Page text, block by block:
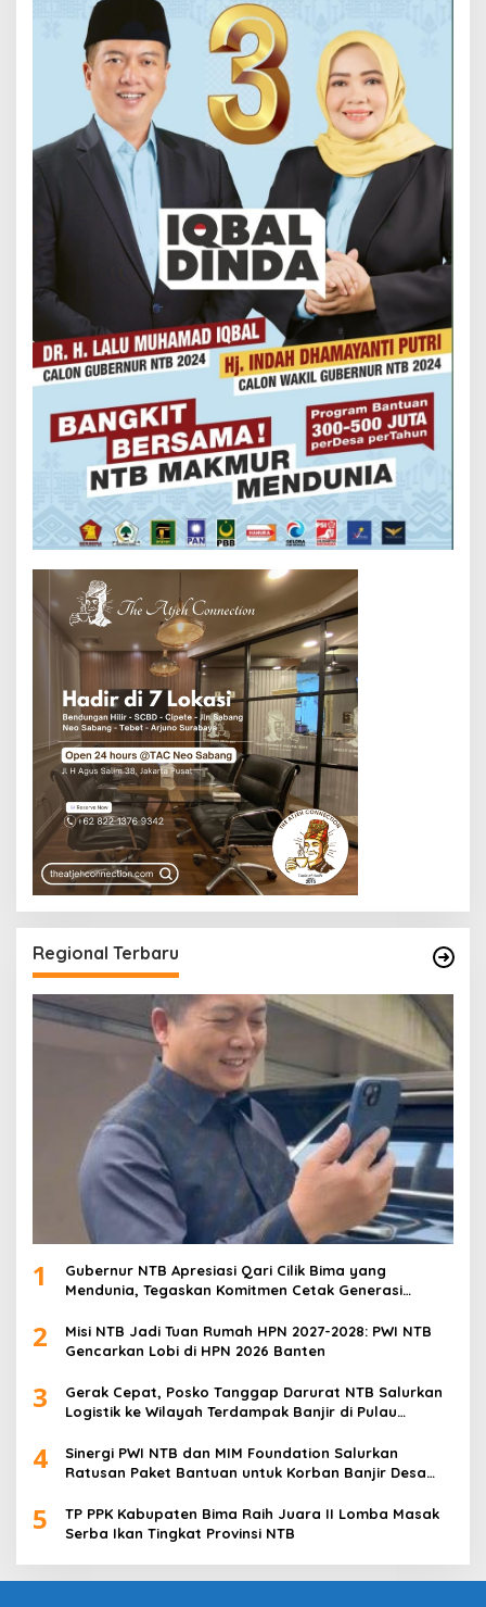
Regional Terbaru
1
Gubernur NTB Apresiasi Qari Cilik Bima yang
Mendunia, Tegaskan Komitmen Cetak Generasi
2
Misi NTB Jadi Tuan Rumah HPN 2027-2028: PWI NTB
Gencarkan Lobi di HPN 2026 Banten
3
Gerak Cepat, Posko Tanggap Darurat NTB Salurkan
Logistik ke Wilayah Terdampak Banjir di Pulau
4
Sinergi PWI NTB dan MIM Foundation Salurkan
Ratusan Paket Bantuan untuk Korban Banjir Desa
5
TP PPK Kabupaten Bima Raih Juara II Lomba Masak
Serba Ikan Tingkat Provinsi NTB